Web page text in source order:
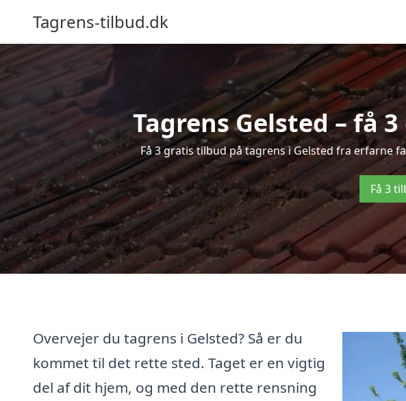
Tagrens-tilbud.dk
Tagrens Gelsted – få
Få 3 gratis tilbud på tagrens i Gelsted fra erfarne
Få 3
Overvejer du tagrens i Gelsted? Så er du
kommet til det rette sted. Taget er en vigtig
del af dit hjem, og med den rette rensning